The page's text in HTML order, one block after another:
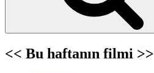
<< Bu haftanın filmi >>